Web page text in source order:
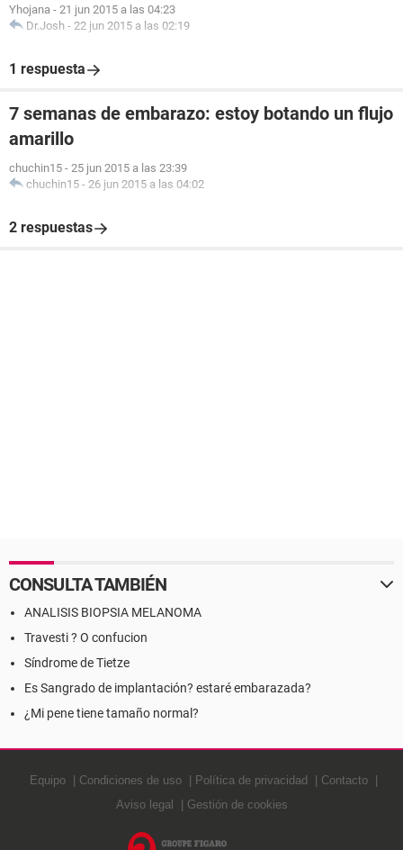
Yhojana - 21 jun 2015 a las 04:23
Dr.Josh - 22 jun 2015 a las 02:19
1 respuesta
7 semanas de embarazo: estoy botando un flujo
amarillo
chuchin15 - 25 jun 2015 a las 23:39
chuchin15 - 26 jun 2015 a las 04:02
2 respuestas
CONSULTA TAMBIÉN
ANALISIS BIOPSIA MELANOMA
Travesti ? O confucion
Síndrome de Tietze
Es Sangrado de implantación? estaré embarazada?
¿Mi pene tiene tamaño normal?
Equipo Condiciones de uso Política de privacidad
Contacto
Aviso legal
Gestión de cookies